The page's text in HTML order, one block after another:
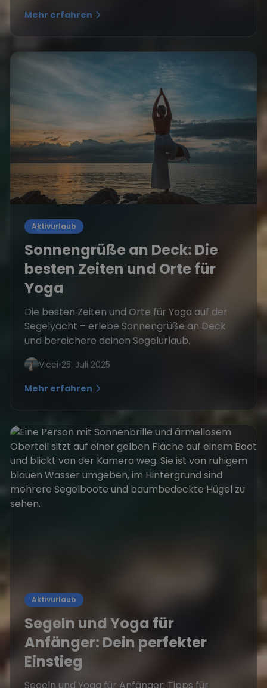
Mehr erfahren
Aktivurlaub
Sonnengrüße an Deck: Die
besten Zeiten und Orte für
Yoga
Die besten Zeiten und Orte für Yoga auf der
Segelyacht – erlebe Sonnengrüße an Deck
und bereichere deinen Segelurlaub.
Vicci•25. Juli 2025
Mehr erfahren
Aktivurlaub
Segeln und Yoga für
Anfänger: Dein perfekter
Einstieg